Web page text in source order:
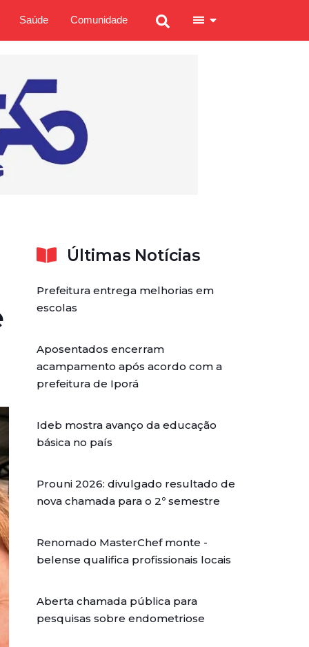
Saúde Comunidade
Últimas Notícias
Prefeitura entrega melhorias em
escolas
Aposentados encerram
acampamento após acordo com a
prefeitura de Iporá
Ideb mostra avanço da educação
básica no país
Prouni 2026: divulgado resultado de
nova chamada para o 2º semestre
Renomado MasterChef monte -
belense qualifica profissionais locais
Aberta chamada pública para
pesquisas sobre endometriose